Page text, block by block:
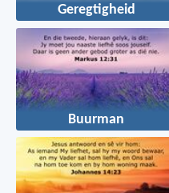
Geregtigheid
Buurman